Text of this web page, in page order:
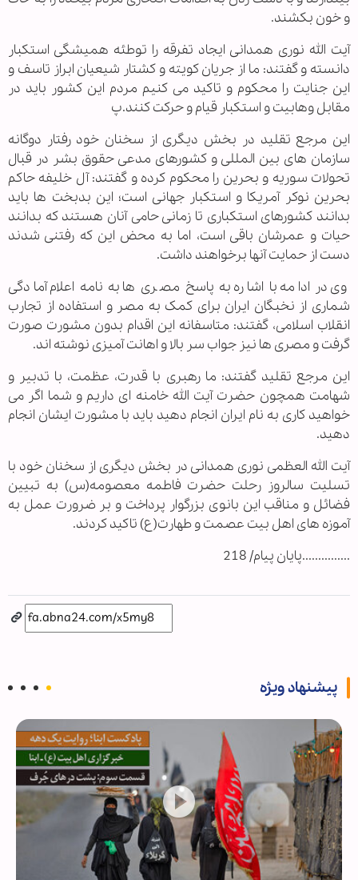
و خون بکشند.
آیت الله نوری همدانی ایجاد تفرقه را توطئه همیشگی استکبار
دانسته و گفتند: ما از جریان کویته و کشتار شیعیان ابراز تاسف و
این جنایت را محکوم و تاکید می کنیم مردم این کشور باید در
مقابل وهابیت و استکبار قیام و حرکت کنند.پ
این مرجع تقلید در بخش دیگری از سخنان خود رفتار دوگانه
سازمان های بین المللی و کشورهای مدعی حقوق بشر در قبال
تحولات سوریه و بحرین را محکوم کرده و گفتند: آل خلیفه حاکم
بحرین نوکر آمریکا و استکبار جهانی است؛ این بدبخت ها باید
بدانند کشورهای استکباری تا زمانی حامی آنان هستند که بدانند
حیات و عمرشان باقی است، اما به محض این که رفتنی شدند
دست از حمایت آنها برخواهند داشت.
وی در ادامه با اشاره به پاسخ مصری ها به نامه اعلام آمادگی
شماری از نخبگان ایران برای کمک به مصر و استفاده از تجارب
انقلاب اسلامی، گفتند: متاسفانه این اقدام بدون مشورت صورت
گرفت و مصری ها نیز جواب سر بالا و اهانت آمیزی نوشته اند.
این مرجع تقلید گفتند: ما رهبری با قدرت، عظمت، با تدبیر و
شهامت همچون حضرت آیت الله خامنه ای داریم و شما اگر می
خواهید کاری به نام ایران انجام دهید باید با مشورت ایشان انجام
دهید.
آیت الله العظمی نوری همدانی در بخش دیگری از سخنان خود با
تسلیت سالروز رحلت حضرت فاطمه معصومه(س) به تبیین
فضائل و مناقب این بانوی بزرگوار پرداخت و بر ضرورت عمل به
آموزه های اهل بیت عصمت و طهارت(ع) تاکید کردند.
...............پایان پیام/ 218
پیشنهاد ویژه